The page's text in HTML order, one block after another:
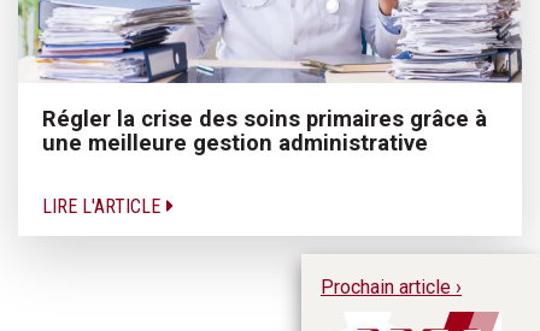
Régler la crise des soins primaires grâce à
une meilleure gestion administrative
LIRE L'ARTICLE
Prochain article ›